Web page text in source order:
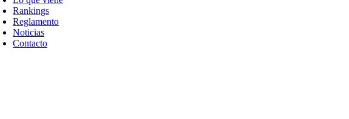
Rankings
Reglamento
Noticias
Contacto